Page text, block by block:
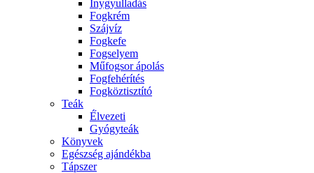
Í́nygyulladás
Fogkrém
Szájvíz
Fogkefe
Fogselyem
Műfogsor ápolás
Fogfehérítés
Fogköztisztító
Teák
É́lvezeti
Gyógyteák
Könyvek
Egészség ajándékba
Tápszer